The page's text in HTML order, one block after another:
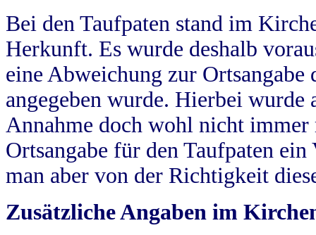
Bei den Taufpaten stand im
Herkunft. Es wurde deshalb
eine Abweichung zur
angegeben wurde. Hierbei wurde
Annahme doch wohl nicht
Ortsangabe für den Taufpaten
man aber von der Richtigkeit
Zusätzliche Angaben im